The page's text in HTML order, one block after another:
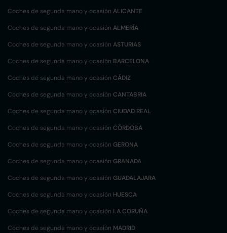
Coches de segunda mano y ocasión ALICANTE
Coches de segunda mano y ocasión ALMERÍA
Coches de segunda mano y ocasión ASTURIAS
Coches de segunda mano y ocasión BARCELONA
Coches de segunda mano y ocasión CÁDIZ
Coches de segunda mano y ocasión CANTABRIA
Coches de segunda mano y ocasión CIUDAD REAL
Coches de segunda mano y ocasión CÓRDOBA
Coches de segunda mano y ocasión GERONA
Coches de segunda mano y ocasión GRANADA
Coches de segunda mano y ocasión GUADALAJARA
Coches de segunda mano y ocasión HUESCA
Coches de segunda mano y ocasión LA CORUÑA
Coches de segunda mano y ocasión MADRID